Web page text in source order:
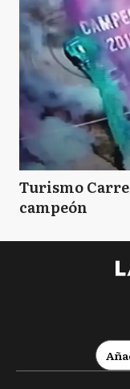
Turismo
campeón